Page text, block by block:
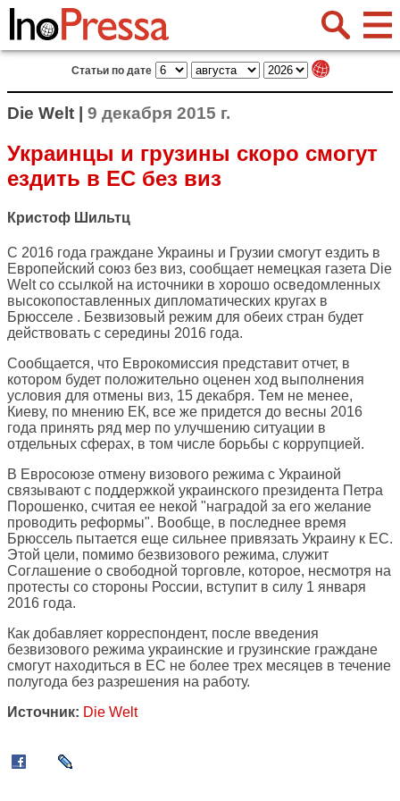
Статьи по дате
Die Welt | 9 декабря 2015 г.
Украинцы и грузины скоро смогут
ездить в ЕС без виз
Кристоф Шильтц
С 2016 года граждане Украины и Грузии смогут ездить в
Европейский союз без виз, сообщает немецкая газета Die
Weltсо ссылкой на источники в хорошо осведомленных
высокопоставленных дипломатических кругах в
Брюсселе . Безвизовый режим для обеих стран будет
действовать с середины 2016 года.
Сообщается, что Еврокомиссия представит отчет, в
котором будет положительно оценен ход выполнения
условия для отмены виз, 15 декабря. Тем не менее,
Киеву, по мнению ЕК, все же придется до весны 2016
года принять ряд мер по улучшению ситуации в
отдельных сферах, в том числе борьбы с коррупцией.
В Евросоюзе отмену визового режима с Украиной
связывают с поддержкой украинского президента Петра
Порошенко, считая ее некой "наградой за его желание
проводить реформы". Вообще, в последнее время
Брюссель пытается еще сильнее привязать Украину к ЕС.
Этой цели, помимо безвизового режима, служит
Соглашение о свободной торговле, которое, несмотря на
протесты со стороны России, вступит в силу 1 января
2016 года.
Как добавляет корреспондент, после введения
безвизового режима украинские и грузинские граждане
смогут находиться в ЕС не более трех месяцев в течение
полугода без разрешения на работу.
Источник: Die Welt